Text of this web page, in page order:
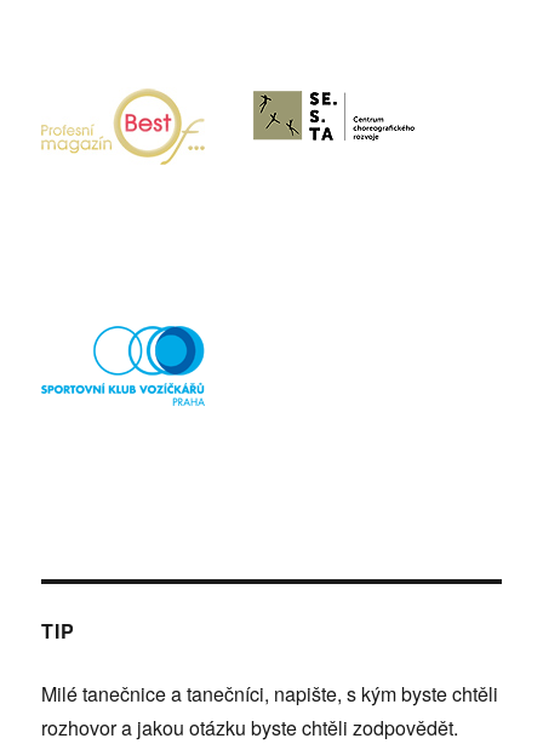
TIP
Milé tanečnice a tanečníci, napište, s kým byste chtěli
rozhovor a jakou otázku byste chtěli zodpovědět.